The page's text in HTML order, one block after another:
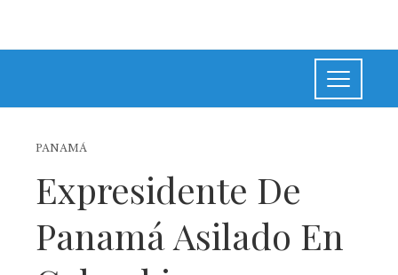
PANAMÁ
Expresidente De
Panamá Asilado En